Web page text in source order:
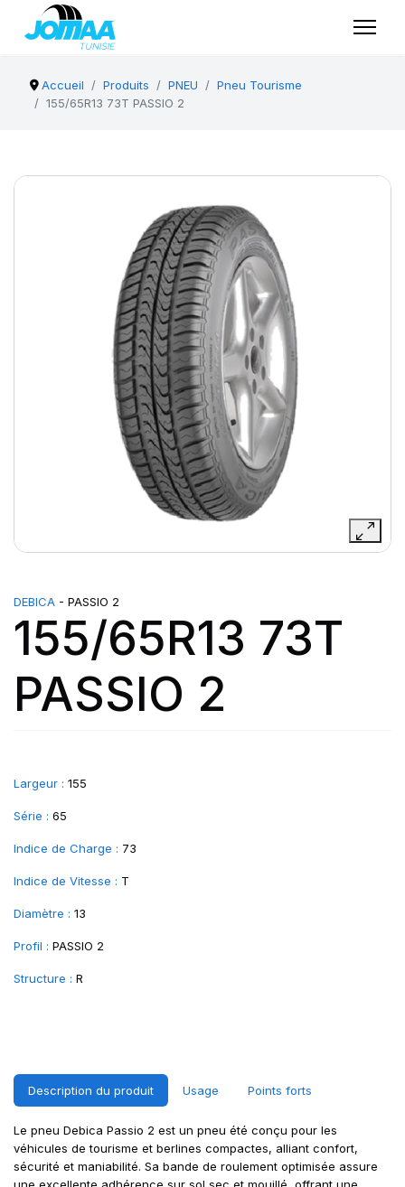
Accueil Produits PNEU
Pneu Tourisme
155/65R13 73T PASSIO 2
DEBICA - PASSIO 2
155/65R13 73T
PASSIO 2
Largeur : 155
Série : 65
Indice de Charge : 73
Indice de Vitesse : T
Diamètre : 13
Profil : PASSIO 2
Structure : R
Description du produit Usage Points forts
Le pneu Debica Passio 2 est un pneu été conçu pour les
véhicules de tourisme et berlines compactes, alliant confort,
sécurité et maniabilité. Sa bande de roulement optimisée assure